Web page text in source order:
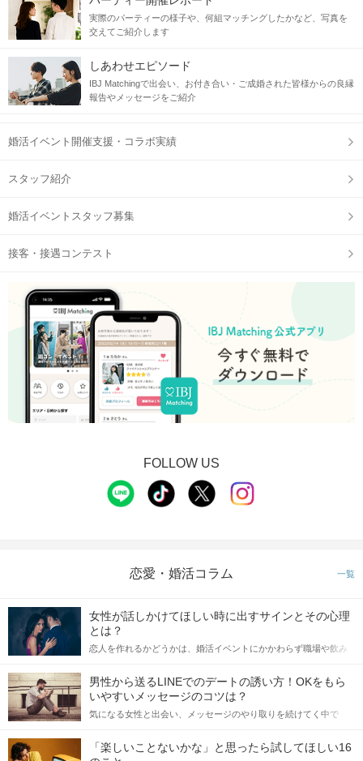
実際のパーティーの様子や、何組マッチングしたかなど、写真を
交えてご紹介します
しあわせエピソード
IBJ Matchingで出会い、お付き合い・ご成婚された皆様からの良縁
報告やメッセージをご紹介
婚活イベント開催支援・コラボ実績
スタッフ紹介
婚活イベントスタッフ募集
接客・接遇コンテスト
FOLLOW US
恋愛・婚活コラム 一覧
女性が話しかけてほしい時に出すサインとその心理
とは？
恋人を作れるかどうかは、婚活イベントにかかわらず職場や飲み
てアプローチできるかにも左右されます。 これから恋人作りを本
格的に始めようとしている方は、女性が異性を求めて出すサイン
をしっかりと理解し、正しい行動に移せるかどうかが重要。 この
記事では、女性が話しかけて欲しい時に出すサインとその心理を
合にどのような行動に繋げるべきかをご紹介していきます。
男性から送るLINEでのデートの誘い方！OKをもら
いやすいメッセージのコツは？
気になる女性と出会い、メッセージのやり取りを続けてく中で
しかし、中には「どう誘ったらいいの？」とお困りの男性もいら
っしゃるのではないでしょうか。 そこで今回は、男性から女性へ
「楽しいことないかな」と思ったら試してほしい16